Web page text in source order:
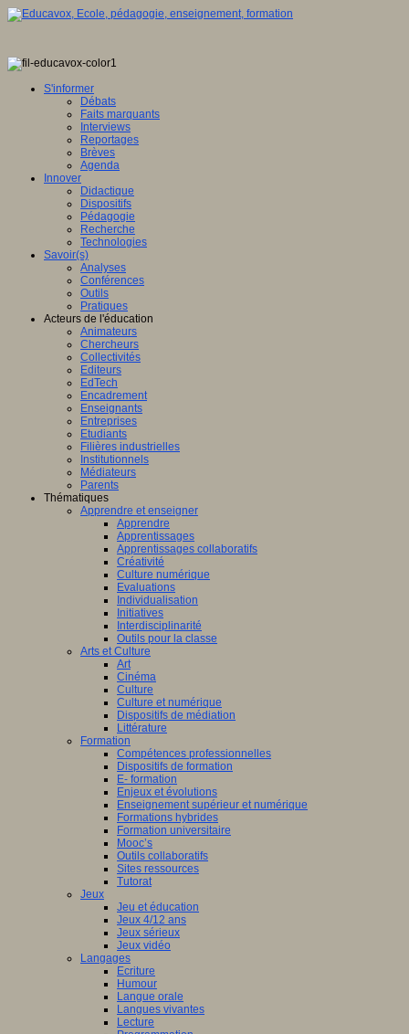
S'informer
Débats
Faits marquants
Interviews
Reportages
Brèves
Agenda
Innover
Didactique
Dispositifs
Pédagogie
Recherche
Technologies
Savoir(s)
Analyses
Conférences
Outils
Pratiques
Acteurs de l'éducation
Animateurs
Chercheurs
Collectivités
Editeurs
EdTech
Encadrement
Enseignants
Entreprises
Etudiants
Filières industrielles
Institutionnels
Médiateurs
Parents
Thématiques
Apprendre et enseigner
Apprendre
Apprentissages
Apprentissages collaboratifs
Créativité
Culture numérique
Evaluations
Individualisation
Initiatives
Interdisciplinarité
Outils pour la classe
Arts et Culture
Art
Cinéma
Culture
Culture et numérique
Dispositifs de médiation
Littérature
Formation
Compétences professionnelles
Dispositifs de formation
E- formation
Enjeux et évolutions
Enseignement supérieur et numérique
Formations hybrides
Formation universitaire
Mooc’s
Outils collaboratifs
Sites ressources
Tutorat
Jeux
Jeu et éducation
Jeux 4/12 ans
Jeux sérieux
Jeux vidéo
Langages
Ecriture
Humour
Langue orale
Langues vivantes
Lecture